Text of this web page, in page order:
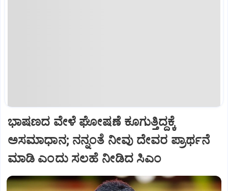
ಭಾಷಣದ ವೇಳೆ ಘೋಷಣೆ ಕೂಗುತ್ತಿದ್ದಕ್ಕೆ
ಅಸಮಾಧಾನ; ನನ್ನಂತೆ ನೀವು ದೇವರ ಪ್ರಾರ್ಥನೆ
ಮಾಡಿ ಎಂದು ಸಲಹೆ ನೀಡಿದ ಸಿಎಂ